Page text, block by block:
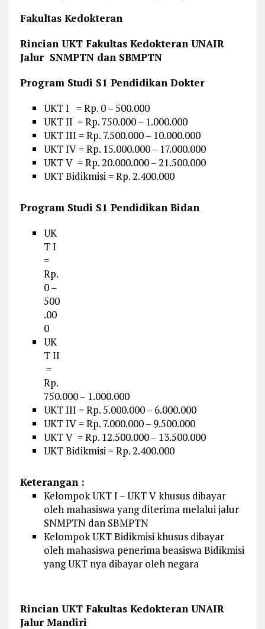
Fakultas Kedokteran
Rincian UKT Fakultas Kedokteran UNAIR
Jalur SNMPTN dan SBMPTN
Program Studi S1 Pendidikan Dokter
UKT I = Rp. 0 – 500.000
UKT II = Rp. 750.000 – 1.000.000
UKT III = Rp. 7.500.000 – 10.000.000
UKT IV = Rp. 15.000.000 – 17.000.000
UKT V = Rp. 20.000.000 – 21.500.000
UKT Bidikmisi = Rp. 2.400.000
Program Studi S1 Pendidikan Bidan
UK
T I
=
Rp.
0 –
500
.00
0
UK
T II
=
Rp.
750.000 – 1.000.000
UKT III = Rp. 5.000.000 – 6.000.000
UKT IV = Rp. 7.000.000 – 9.500.000
UKT V = Rp. 12.500.000 – 13.500.000
UKT Bidikmisi = Rp. 2.400.000
Keterangan :
Kelompok UKT I – UKT V khusus dibayar
oleh mahasiswa yang diterima melalui jalur
SNMPTN dan SBMPTN
Kelompok UKT Bidikmisi khusus dibayar
oleh mahasiswa penerima beasiswa Bidikmisi
yang UKT nya dibayar oleh negara
Rincian UKT Fakultas Kedokteran UNAIR
Jalur Mandiri